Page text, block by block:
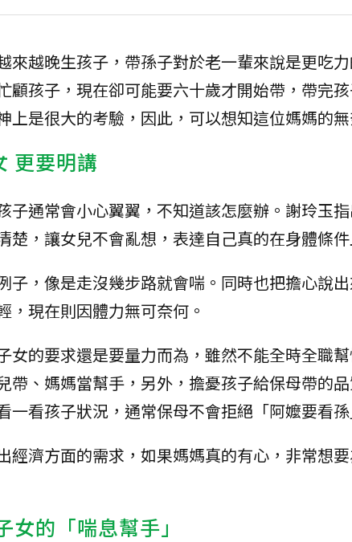
來越晚生孩子，帶孫子對於老一輩來說是更吃
顧孩子，現在卻可能要六十歲才開始帶，帶完
上是很大的考驗，因此，可以想知這位媽媽的無
更要明講
子通常會小心翼翼，不知道該怎麼辦。謝玲玉
楚，讓女兒不會亂想，表達自己真的在身體條件
子，像是走沒幾步路就會喘。同時也把擔心說
，現在則因體力無可奈何。
女的要求還是要量力而為，雖然不能全時全職
帶、媽媽當幫手，另外，擔憂孩子給保母帶的
一看孩子狀況，通常保母不會拒絕「阿嬤要看孫
經濟方面的需求，如果媽媽真的有心，非常想
女的「喘息幫手」